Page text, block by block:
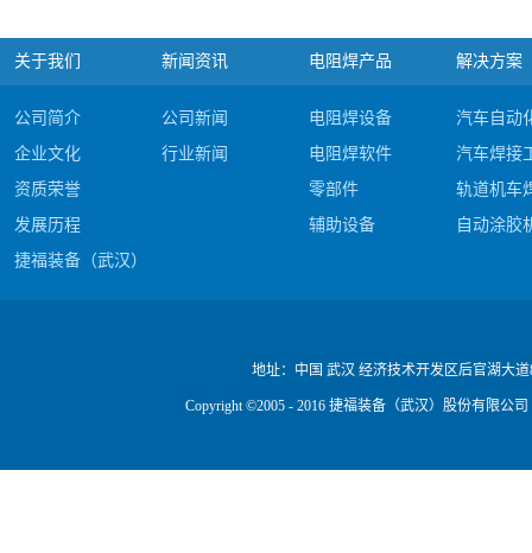
关于我们
公司简介
企业文化
资质荣誉
发展历程
捷福装备（武汉）股份有限公司电阻焊产品#c
新闻资讯
公司新闻
行业新闻
电阻焊产品
电阻焊设备
电阻焊软件
零部件
辅助设备
解决方案
汽车自动
汽车焊接
轨道机车
自动涂胶
Copyright ©2005 - 2016 捷福装备（武汉）股份有限公司
地址： 中国 武汉 经济技术开发区后官湖大